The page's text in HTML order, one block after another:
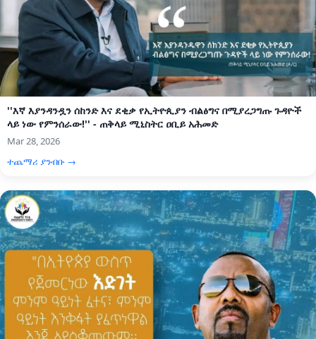
''እኛ እያንዳንዷን ሰከንድ እና ደቂቃ የኢትዮጲያን ብልፅግና በሚያረጋግጡ ጉዳዮች
ላይ ነው የምንሰራው!'' - ጠቅላይ ሚኒስትር ዐቢይ አሕመድ
Mar 28, 2026
ተጨማሪ ያንብቡ →